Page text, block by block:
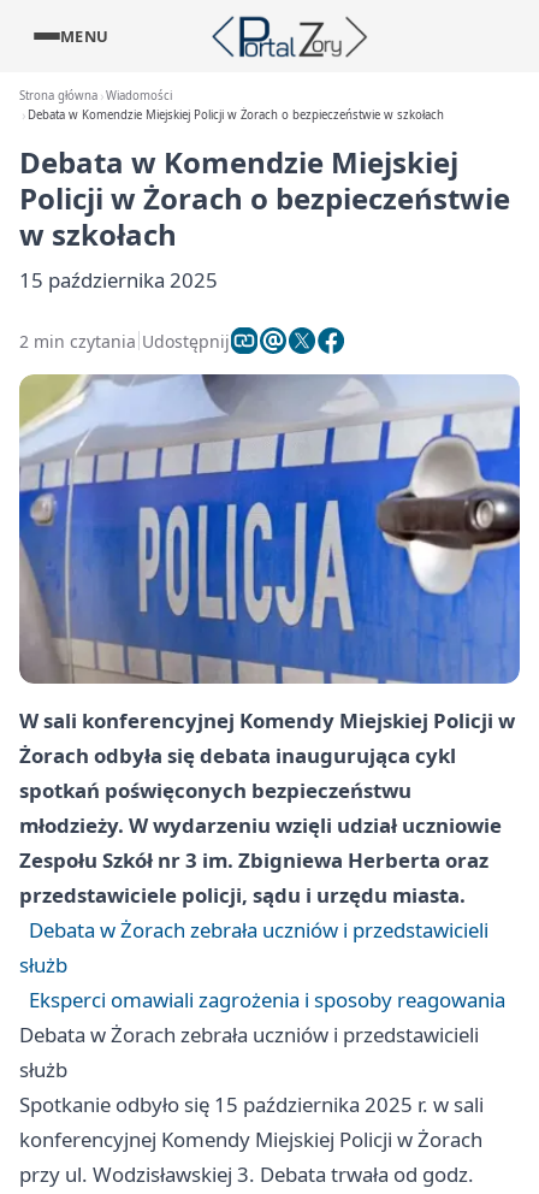
MENU
Strona główna Wiadomości
Debata w Komendzie Miejskiej Policji w Żorach o bezpieczeństwie w szkołach
Debata w Komendzie Miejskiej
Policji w Żorach o bezpieczeństwie
w szkołach
15 października 2025
2 min czytania Udostępnij
W sali konferencyjnej Komendy Miejskiej Policji w
Żorach odbyła się debata inaugurująca cykl
spotkań poświęconych bezpieczeństwu
młodzieży. W wydarzeniu wzięli udział uczniowie
Zespołu Szkół nr 3 im. Zbigniewa Herberta oraz
przedstawiciele policji, sądu i urzędu miasta.
Debata w Żorach zebrała uczniów i przedstawicieli
służb
Eksperci omawiali zagrożenia i sposoby reagowania
Debata w Żorach zebrała uczniów i przedstawicieli
służb
Spotkanie odbyło się 15 października 2025 r. w sali
konferencyjnej Komendy Miejskiej Policji w Żorach
przy ul. Wodzisławskiej 3. Debata trwała od godz.